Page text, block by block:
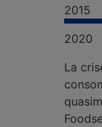
2015
2020
La